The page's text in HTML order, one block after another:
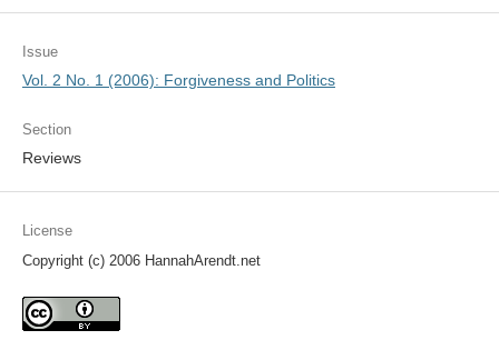
Issue
Vol. 2 No. 1 (2006): Forgiveness and Politics
Section
Reviews
License
Copyright (c) 2006 HannahArendt.net